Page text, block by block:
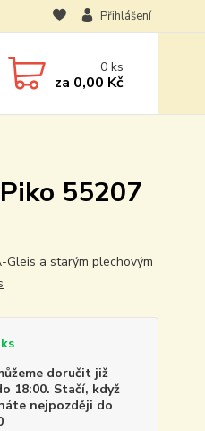
Přihlášení
0ks
za 0,00 Kč
55207
Gleis a starým plechovým
doručit již
18:00. Stačí, když
nejpozději do